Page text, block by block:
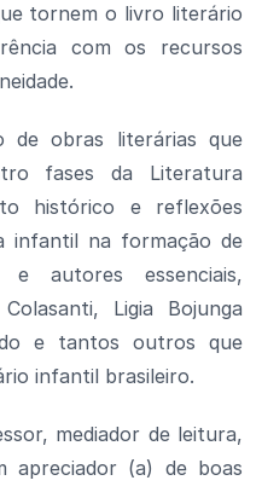
tornem o livro literário
com os recursos
de obras literárias que
fases da Literatura
histórico e reflexões
infantil na formação de
autores essenciais,
Ligia Bojunga
e tantos outros que
infantil brasileiro.
mediador de leitura,
apreciador (a) de boas